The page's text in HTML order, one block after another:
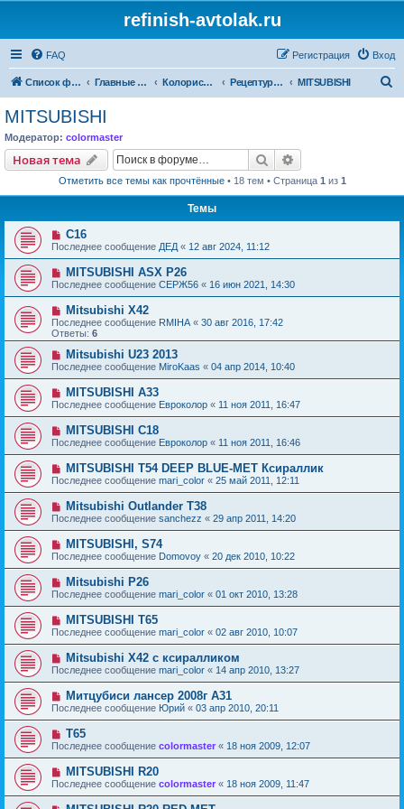
refinish-avtolak.ru
FAQ Вход
Регистрация
Список форумов Главные форумы Колористика Рецептуры участников (архив) MITSUBISHI
MITSUBISHI
Модератор: colormaster
Новая тема Поиск
Отметить все темы как прочтённые• 18 тем • Страница 1 из 1
Темы
C16
Последнее сообщение ДЕД « 12 авг 2024, 11:12
MITSUBISHI ASX P26
Последнее сообщение СЕРЖ56 « 16 июн 2021, 14:30
Mitsubishi X42
Последнее сообщение RMIHA « 30 авг 2016, 17:42
Ответы: 6
Mitsubishi U23 2013
Последнее сообщение MiroKaas « 04 апр 2014, 10:40
MITSUBISHI A33
Последнее сообщение Евроколор « 11 ноя 2011, 16:47
MITSUBISHI C18
Последнее сообщение Евроколор « 11 ноя 2011, 16:46
MITSUBISHI T54 DEEP BLUE-MET Ксираллик
Последнее сообщение mari_color « 25 май 2011, 12:11
Mitsubishi Outlander T38
Последнее сообщение sanchezz « 29 апр 2011, 14:20
MITSUBISHI, S74
Последнее сообщение Domovoy « 20 дек 2010, 10:22
Mitsubishi P26
Последнее сообщение mari_color « 01 окт 2010, 13:28
MITSUBISHI T65
Последнее сообщение mari_color « 02 авг 2010, 10:07
Mitsubishi X42 с ксиралликом
Последнее сообщение mari_color « 14 апр 2010, 13:27
Митцубиси лансер 2008г А31
Последнее сообщение Юрий « 03 апр 2010, 20:11
T65
Последнее сообщение colormaster « 18 ноя 2009, 12:07
MITSUBISHI R20
Последнее сообщение colormaster « 18 ноя 2009, 11:47